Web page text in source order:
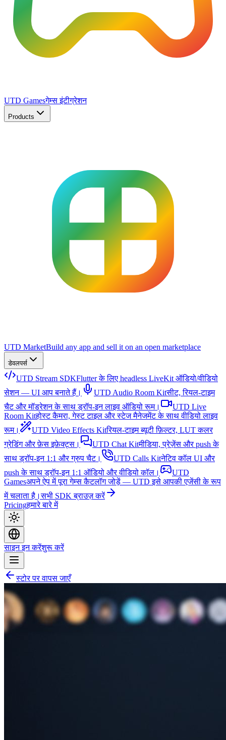
UTD Gamesगेम्स इंटीग्रेशन
Products
UTD MarketBuild any app and sell it on an open marketplace
डेवलपर्स
UTD Stream SDKFlutter के लिए headless LiveKit ऑडियो/वीडियो
सेशन — UI आप बनाते हैं।
UTD Audio Room Kitसीट, रियल-टाइम
चैट और मॉडरेशन के साथ ड्रॉप-इन लाइव ऑडियो रूम।
UTD Live
Room Kitहोस्ट कैमरा, गेस्ट टाइल और स्टेज मैनेजमेंट के साथ वीडियो लाइव
रूम।
UTD Video Effects Kitरियल-टाइम ब्यूटी फ़िल्टर, LUT कलर
ग्रेडिंग और फ़ेस इफ़ेक्ट्स।
UTD Chat Kitमीडिया, प्रेज़ेंस और push के
साथ ड्रॉप-इन 1:1 और ग्रुप चैट।
UTD Calls Kitनेटिव कॉल UI और
push के साथ ड्रॉप-इन 1:1 ऑडियो और वीडियो कॉल।
UTD
Gamesअपने ऐप में पूरा गेम्स कैटलॉग जोड़ें — UTD इसे आपकी एजेंसी के रूप
में चलाता है।सभी SDK ब्राउज़ करें
Pricingहमारे बारे में
साइन इन करेंशुरू करें
स्टोर पर वापस जाएँ